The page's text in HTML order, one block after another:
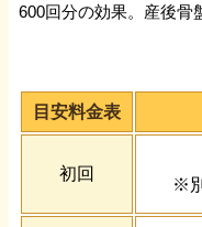
ラン
変形
600回分の効果。産後骨
目安料金表
初回
※